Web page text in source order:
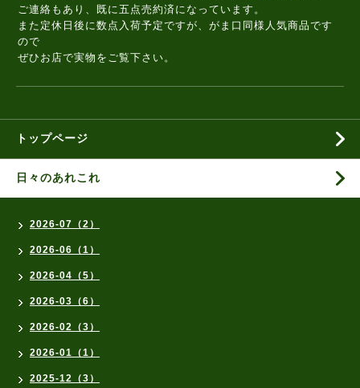
ご連絡もあり、既に五点売約済になっています。
また定休日後に数点入荷予定ですが、がま口同様人気商品です
ので
ぜひお店で実物をご覧下さい。
トップページ
日々のあれこれ
2026-07（2）
2026-06（1）
2026-04（5）
2026-03（6）
2026-02（3）
2026-01（1）
2025-12（3）